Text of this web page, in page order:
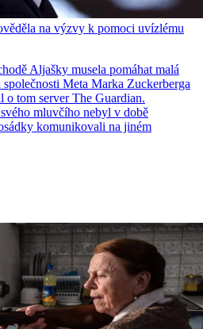
na výzvy k pomoci uvízlému
Aljašky musela pomáhat malá
Meta Marka Zuckerberga
tom server The Guardian.
mluvčího nebyl v době
komunikovali na jiném